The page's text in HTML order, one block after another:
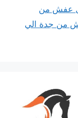
عفش من
من جدة الي